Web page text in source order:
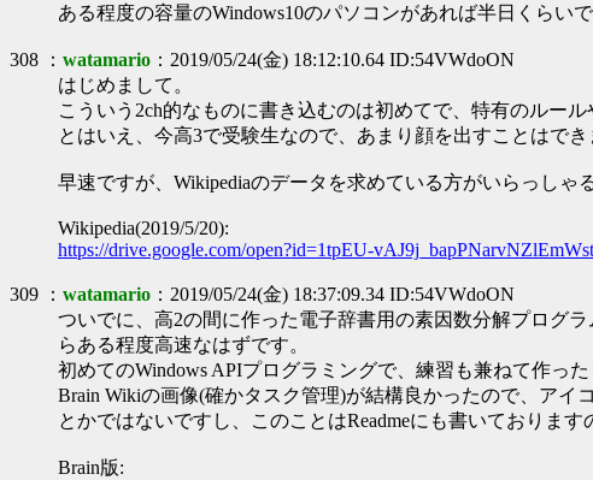
ある程度の容量のWindows10のパソコンがあれば半日くらい
308 ： watamario ：2019/05/24(金) 18:12:10.64 ID:54VWdoON
はじめまして。
こういう2ch的なものに書き込むのは初めてで、特有のルー
とはいえ、今高3で受験生なので、あまり顔を出すことはでき
早速ですが、Wikipediaのデータを求めている方がいらっしゃ
Wikipedia(2019/5/20):
https://drive.google.com/open?id=1tpEU-
309 ： watamario ：2019/05/24(金) 18:37:09.34 ID:54VWdoON
ついでに、高2の間に作った電子辞書用の素因数分解プログ
らある程度高速なはずです。
初めてのWindows APIプログラミングで、練習も兼ねて作っ
Brain Wikiの画像(確かタスク管理)が結構良かったので、ア
とかではないですし、このことはReadmeにも書いております
Brain版: